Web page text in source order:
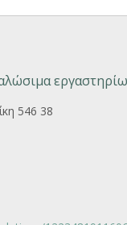
546 38